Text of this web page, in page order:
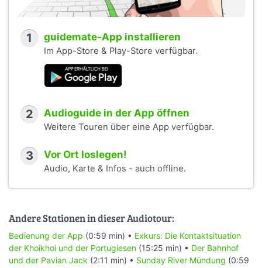
1 guidemate-App installieren
Im App-Store & Play-Store verfügbar.
2 Audioguide in der App öffnen
Weitere Touren über eine App verfügbar.
3 Vor Ort loslegen!
Audio, Karte & Infos - auch offline.
Andere Stationen in dieser Audiotour:
Bedienung der App (0:59 min) • Exkurs: Die Kontaktsituation
der Khoikhoi und der Portugiesen (15:25 min) • Der Bahnhof
und der Pavian Jack (2:11 min) • Sunday River Mündung (0:59